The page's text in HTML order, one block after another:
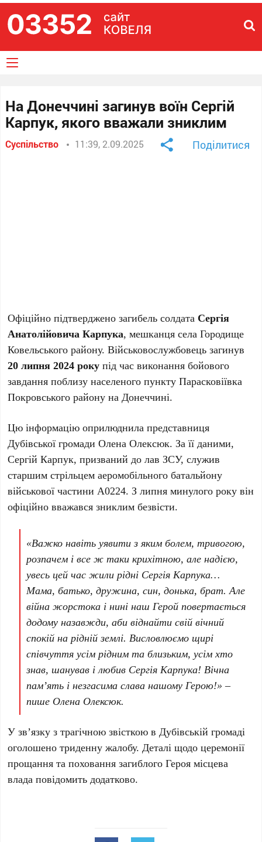
На Донеччині загинув воїн Сергій
Карпук, якого вважали зниклим
Суспільство 11:39, 2.09.2025 Поділитися
Офіційно підтверджено загибель солдата Сергія
Анатолійовича Карпука, мешканця села Городище
Ковельського району. Військовослужбовець загинув
20 липня 2024 року під час виконання бойового
завдання поблизу населеного пункту Парасковіївка
Покровського району на Донеччині.
Цю інформацію оприлюднила представниця
Дубівської громади Олена Олексюк. За її даними,
Сергій Карпук, призваний до лав ЗСУ, служив
старшим стрільцем аеромобільного батальйону
військової частини А0224. З липня минулого року він
офіційно вважався зниклим безвісти.
«Важко навіть уявити з яким болем, тривогою,
розпачем і все ж таки крихітною, але надією,
увесь цей час жили рідні Сергія Карпука…
Мама, батько, дружина, син, донька, брат. Але
війна жорстока і нині наш Герой повертається
додому назавжди, аби віднайти свій вічний
спокій на рідній землі. Висловлюємо щирі
співчуття усім рідним та близьким, усім хто
знав, шанував і любив Сергія Карпука! Вічна
пам’ять і незгасима слава нашому Герою!» –
пише Олена Олексюк.
У зв’язку з трагічною звісткою в Дубівській громаді
оголошено триденну жалобу. Деталі щодо церемонії
прощання та поховання загиблого Героя місцева
влада повідомить додатково.